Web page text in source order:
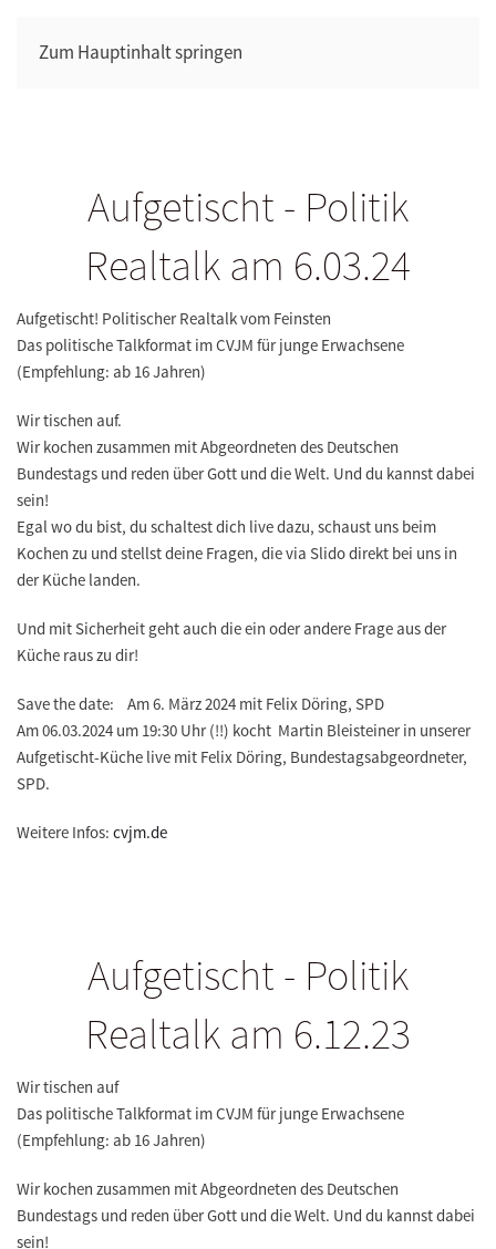
Zum Hauptinhalt springen
Aufgetischt - Politik
Realtalk am 6.03.24
Aufgetischt! Politischer Real­talk vom Feinsten
Das politische Talkformat im CVJM für junge Erwachsene
(Empfehlung: ab 16 Jahren)
Wir tischen auf.
Wir kochen zusammen mit Abgeordneten des Deutschen
Bundestags und reden über Gott und die Welt. Und du kannst dabei
sein!
Egal wo du bist, du schaltest dich live dazu, schaust uns beim
Kochen zu und stellst deine Fragen, die via Slido direkt bei uns in
der Küche landen.
Und mit Sicherheit geht auch die ein oder andere Frage aus der
Küche raus zu dir!
Save the date: Am 6. März 2024 mit Felix Döring, SPD
Am 06.03.2024 um 19:30 Uhr (!!) kocht Martin Bleisteiner in unserer
Aufgetischt-Küche live mit Felix Döring, Bundestagsabgeordneter,
SPD.
Weitere Infos: cvjm.de
Aufgetischt - Politik
Realtalk am 6.12.23
Wir tischen auf
Das politische Talkformat im CVJM für junge Erwachsene
(Empfehlung: ab 16 Jahren)
Wir kochen zusammen mit Abgeordneten des Deutschen
Bundestags und reden über Gott und die Welt. Und du kannst dabei
sein!